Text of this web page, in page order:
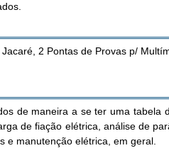
2 Pontas de Provas p/
de maneira a se ter uma tabela
de fiação elétrica, análise de
e manutenção elétrica, em geral.